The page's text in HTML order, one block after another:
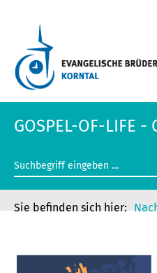
GOSPEL-OF-LIFE -